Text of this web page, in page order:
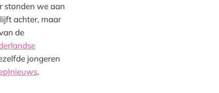
stonden we aan
achter, maar
de
jongeren
.